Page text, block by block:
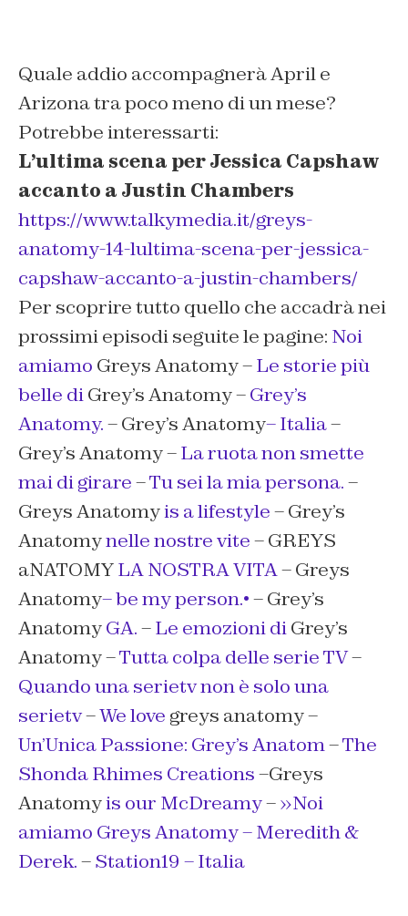
Quale addio accompagnerà April e
Arizona tra poco meno di un mese?
Potrebbe interessarti:
L’ultima scena per Jessica Capshaw
accanto a Justin Chambers
https://www.talkymedia.it/greys-
anatomy-14-lultima-scena-per-jessica-
capshaw-accanto-a-justin-chambers/
Per scoprire tutto quello che accadrà nei
prossimi episodi seguite le pagine: Noi
amiamo Greys Anatomy –Le storie più
belle diGrey’s Anatomy –Grey’s
Anatomy.– Grey’s Anatomy– Italia–
Grey’s Anatomy –La ruota non smette
mai di girare–Tu sei la mia persona.–
Greys Anatomyis a lifestyle– Grey’s
Anatomynelle nostre vite– GREYS
aNATOMYLA NOSTRA VITA– Greys
Anatomy– be my person.•– Grey’s
AnatomyGA.–Le emozioni diGrey’s
Anatomy –Tutta colpa delle serie TV–
Quando una serietv non è solo una
serietv–We love greys anatomy –
Un’Unica Passione: Grey’s Anatom–The
Shonda Rhimes Creations–Greys
Anatomyis our McDreamy–»Noi
amiamo Greys Anatomy – Meredith &
Derek.–Station19 – Italia